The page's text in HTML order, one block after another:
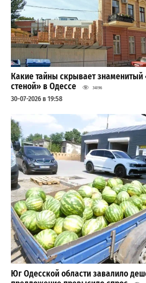
Какие тайны скрывает
стеной» в Одессе
34196
30-07-2026 в 19:58
Юг Одесской области завалило